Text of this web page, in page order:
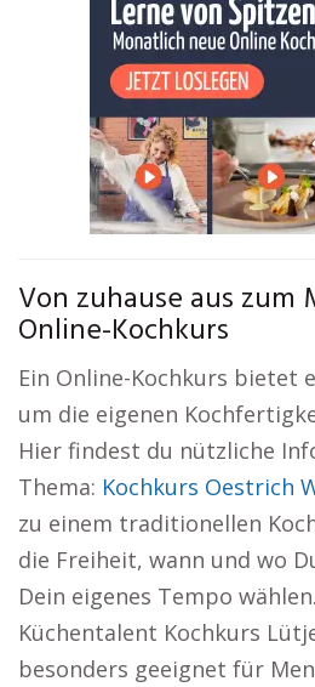
Von zuhause aus zum
Online-Kochkurs
Ein Online-Kochkurs bietet
um die eigenen
Hier findest du nützliche
Thema: Kochkurs Oestrich
zu einem traditionellen
die Freiheit, wann und wo
Dein eigenes Tempo
Küchentalent Kochkurs
besonders geeignet für